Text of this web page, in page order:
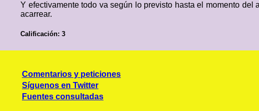
Y efectivamente todo va según lo previsto hasta el momento
acarrear.
Calificación: 3
Comentarios y peticiones
Síguenos en Twitter
Fuentes consultadas